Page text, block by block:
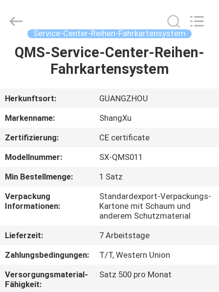
HAUS
ÜBER
UNS
FABRIK-
AUSFLUG
QUALITÄTSKONTROLLE
TRETEN
SIE
MIT
Rights
Service-Center-Reihen-Fahrkartensystem
QMS-Service-Center-Reihen-
Fahrkartensystem
Herkunftsort:
GUANGZHOU
Markenname:
ShangXu
Zertifizierung:
CE certificate
Modellnummer:
SX-QMS011
Min Bestellmenge:
1 Satz
Verpackung
Informationen:
Standardexport-Verpackungs-
Kartone mit Schaum und
anderem Schutzmaterial
Lieferzeit:
7 Arbeitstage
Zahlungsbedingungen:
T/T, Western Union
Versorgungsmaterial-
Fähigkeit:
Satz 500 pro Monat